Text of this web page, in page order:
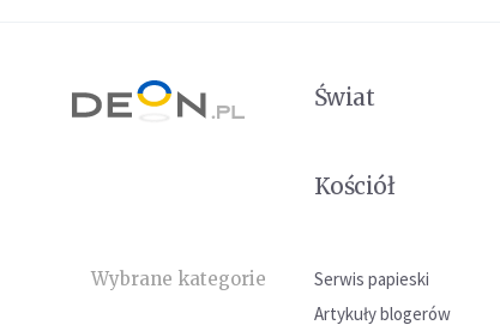
Świat
Kościół
Wybrane kategorie Serwis papieski
Artykuły blogerów